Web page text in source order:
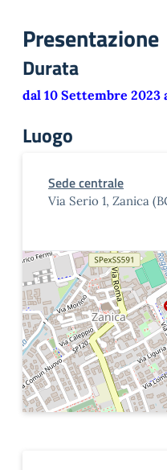
Presentazione
Durata
dal 10 Settembre 2023
Luogo
Sede centrale
Via Serio 1, Zanica